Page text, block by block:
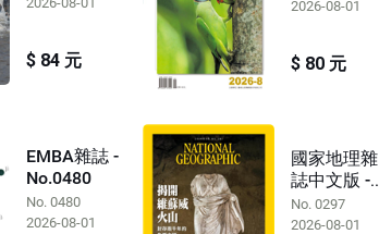
$ 84 元
2026-08-01
$ 80 元
EMBA雜誌 -
No.0480
No. 0480
2026-08-01
國家地理雜
誌中文版 -
No.0297
No. 0297
2026-08-01